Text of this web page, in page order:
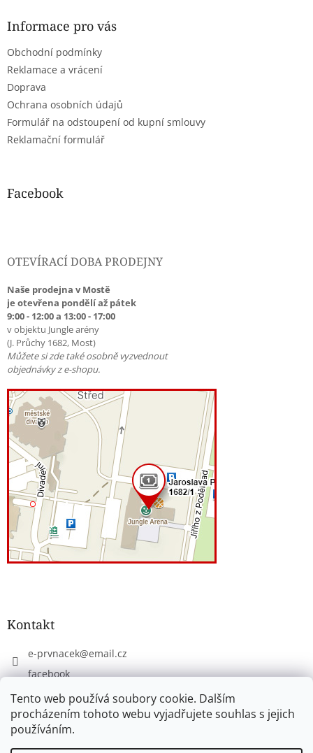
Tento web používá soubory cookie. Dalším
procházením tohoto webu vyjadřujete souhlas s jejich
používáním.
Informace pro vás
Obchodní podmínky
Reklamace a vrácení
Doprava
Ochrana osobních údajů
Formulář na odstoupení od kupní smlouvy
Reklamační formulář
Facebook
OTEVÍRACÍ DOBA PRODEJNY
Naše prodejna v Mostě
je otevřena pondělí až pátek
9:00 - 12:00 a 13:00 - 17:00
v objektu Jungle arény
(J. Průchy 1682, Most)
Můžete si zde také osobně vyzvednout
objednávky z e-shopu.
Kontakt
e-prvnacek@email.cz
facebook
eprvnacek